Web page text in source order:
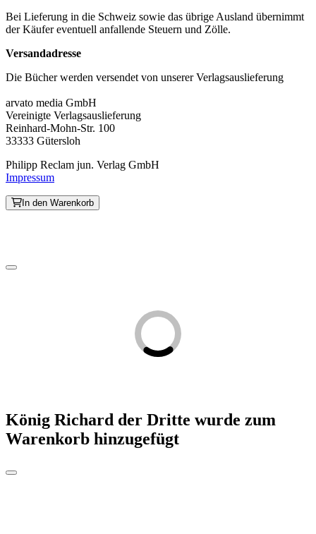
Bei Lieferung in die Schweiz sowie das übrige Ausland übernimmt
der Käufer eventuell anfallende Steuern und Zölle.
Versandadresse
Die Bücher werden versendet von unserer Verlagsauslieferung
arvato media GmbH
Vereinigte Verlagsauslieferung
Reinhard-Mohn-Str. 100
33333 Gütersloh
Philipp Reclam jun. Verlag GmbH
Impressum
In den Warenkorb
König Richard der Dritte wurde zum
Warenkorb hinzugefügt